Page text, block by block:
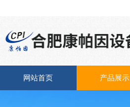
网站首页 产品展示